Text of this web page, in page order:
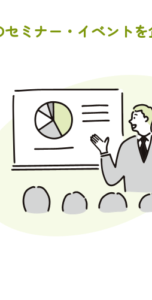
ミナー・イベント